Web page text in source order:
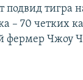
тигра
– 70 четких
фермер Чжоу